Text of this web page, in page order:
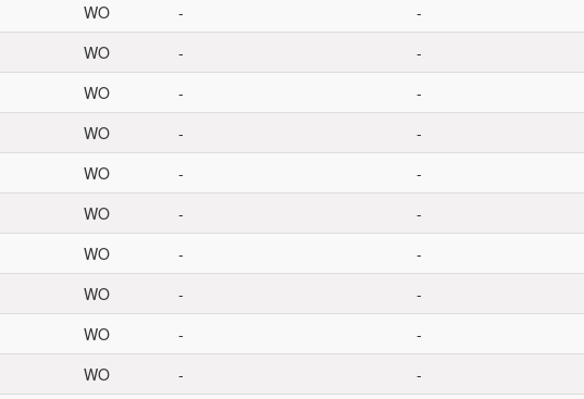
WO - -
WO - -
WO - -
WO - -
WO - -
WO - -
WO - -
WO - -
WO - -
WO - -